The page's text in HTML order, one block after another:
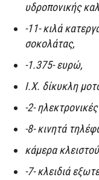
υδροπονικής
-11- κιλά
σοκολάτας,
-1.375- ευρώ,
Ι.Χ. δίκυκλη
-2-
-8- κινητά
κάμερα
-7- κλειδιά